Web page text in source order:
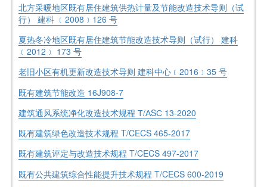
北方采暖地区既有居住建筑供热计量及节能改造技术导则（试
行） 建科 ﹝2008﹞126 号
夏热冬冷地区既有居住建筑节能改造技术导则（试行） 建科
﹝2012﹞ 173 号
老旧小区有机更新改造技术导则 建科中心﹝2016﹞35 号
既有建筑节能改造 16J908-7
建筑通风系统净化改造技术规程 Т/АSС 13-2020
既有建筑绿色改造技术规程 T/CECS 465-2017
既有建筑评定与改造技术规程 T/CECS 497-2017
既有公共建筑综合性能提升技术规程 T/CECS 600-2019